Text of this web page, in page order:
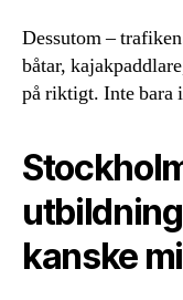
Dessutom –
båtar,
på riktigt. Inte bara
kanske